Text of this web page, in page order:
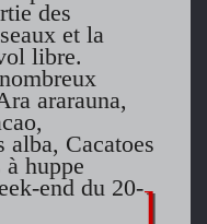
des
et la
libre.
ararauna,
alba, Cacatoes
huppe
end du 20-